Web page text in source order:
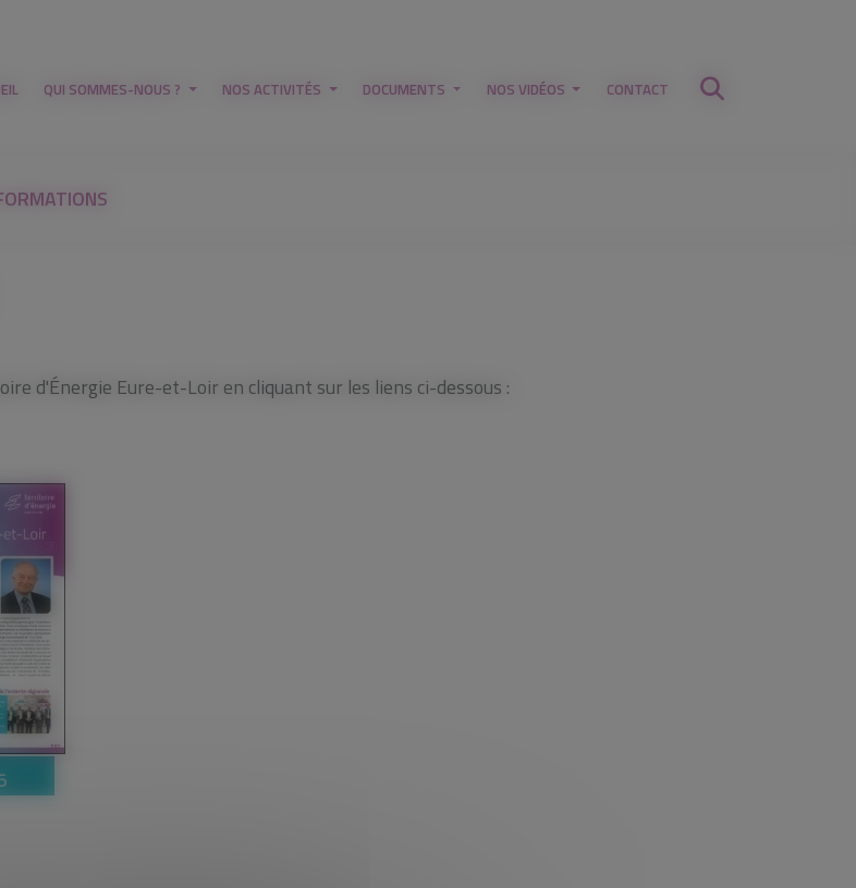
QUI SOMMES-NOUS ? NOS ACTIVITÉS DOCUMENTS NOS VIDÉOS CONTACT
d'Énergie Eure-et-Loir en cliquant sur les liens ci-dessous :